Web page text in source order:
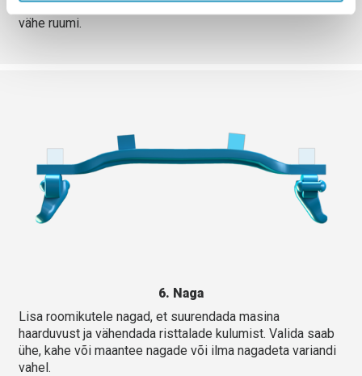
maksimaalne kandevõime, kui rehvidel on masina vastas
vähe ruumi.
6. Naga
Lisa roomikutele nagad, et suurendada masina
haarduvust ja vähendada risttalade kulumist. Valida saab
ühe, kahe või maantee nagade või ilma nagadeta variandi
vahel.